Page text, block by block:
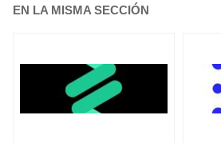
EN LA MISMA SECCIÓN